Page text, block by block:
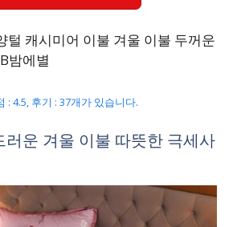
털 캐시미어 이불 겨울 이불 두꺼운
밤에별
: 4.5, 후기 : 37개가 있습니다.
러운 겨울 이불 따뜻한 극세사